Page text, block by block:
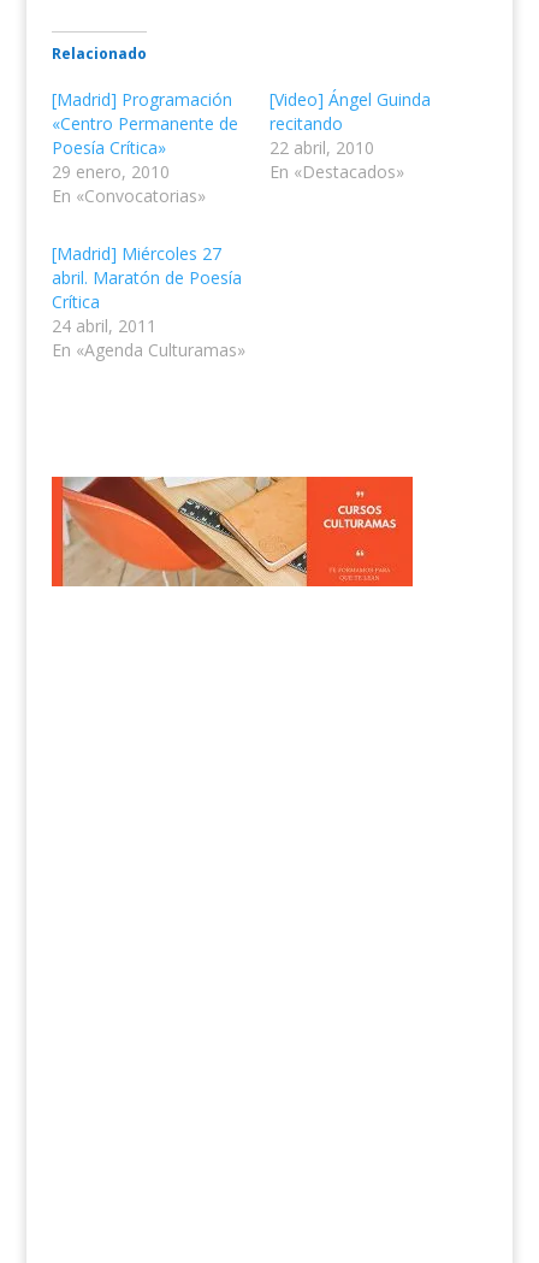
Relacionado
[Madrid] Programación
«Centro Permanente de
Poesía Crítica»
29 enero, 2010
En «Convocatorias»
[Video] Ángel Guinda
recitando
22 abril, 2010
En «Destacados»
[Madrid] Miércoles 27
abril. Maratón de Poesía
Crítica
24 abril, 2011
En «Agenda Culturamas»